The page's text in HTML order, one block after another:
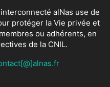
alNas use de
protéger la Vie privée et
ou adhérents, en
de la CNIL.